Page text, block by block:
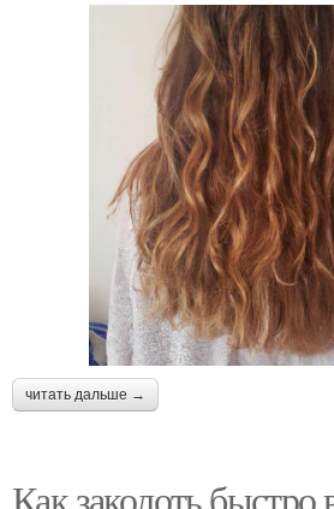
читать дальше →
Как заколоть быстро